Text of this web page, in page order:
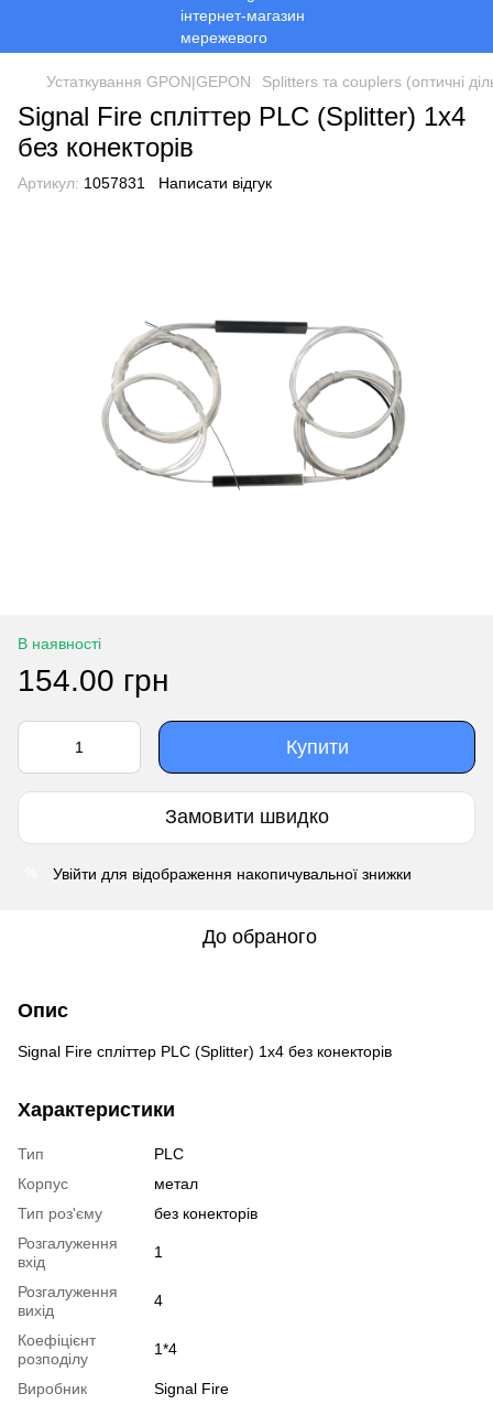
Устаткування GPON|GEPON Splitters та couplers (оптичні
Signal Fire спліттер PLC (Splitter) 1х4
без конекторів
Артикул: 1057831 Написати відгук
В наявності
154.00 грн
Купити
Замовити швидко
Увійти для відображення накопичувальної знижки
До обраного
Опис
Signal Fire спліттер PLC (Splitter) 1х4 без конекторів
Характеристики
Тип
PLC
Корпус
метал
Тип роз'єму
без конекторів
Розгалуження
вхід
1
Розгалуження
вихід
4
Коефіцієнт
розподілу
1*4
Виробник Signal Fire